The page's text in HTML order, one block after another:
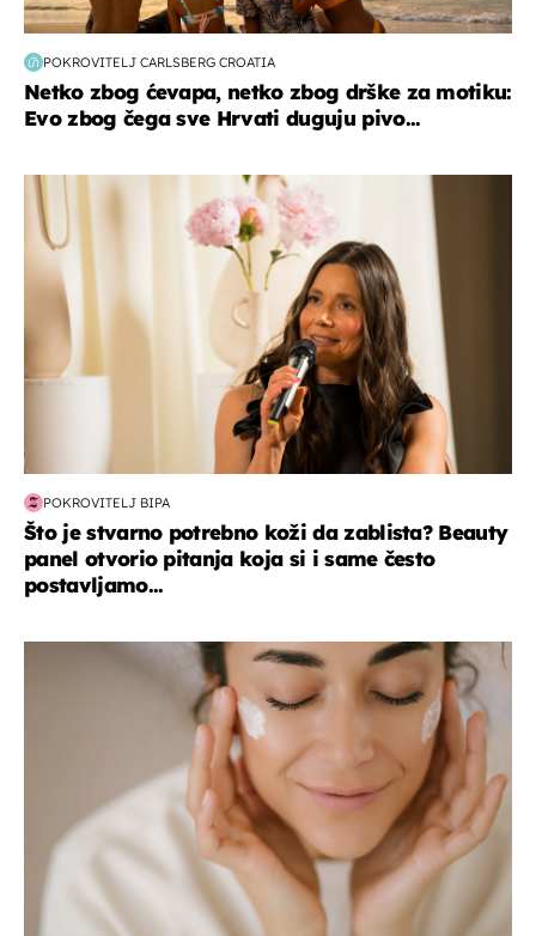
POKROVITELJ CARLSBERG CROATIA
Netko zbog ćevapa, netko zbog drške za motiku:
Evo zbog čega sve Hrvati duguju pivo...
moda & ljepota
POKROVITELJ BIPA
Što je stvarno potrebno koži da zablista? Beauty
panel otvorio pitanja koja si i same često
postavljamo...
moda & ljepota